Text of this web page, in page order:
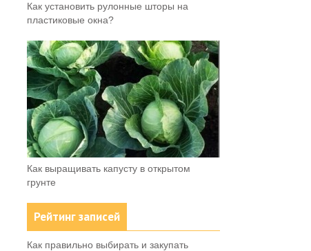
Как установить рулонные шторы на
пластиковые окна?
Как выращивать капусту в открытом
грунте
Рейтинг записей
Как правильно выбирать и закупать